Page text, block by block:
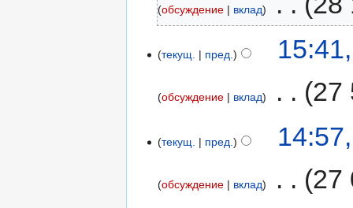
обсуждение вклад
текущ. пред.
обсуждение вклад 27
текущ. пред.
обсуждение вклад 27